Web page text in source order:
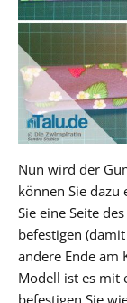
Nun wird der
können Sie
Sie eine Seite
befestigen
andere Ende am
Modell ist es mit
befestigen Sie